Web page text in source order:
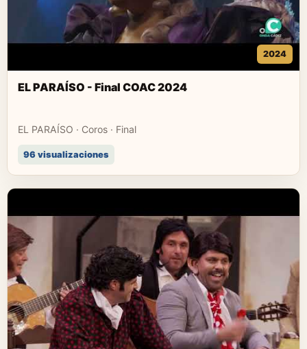
2024
EL PARAÍSO - Final COAC 2024
EL PARAÍSO · Coros · Final
96 visualizaciones